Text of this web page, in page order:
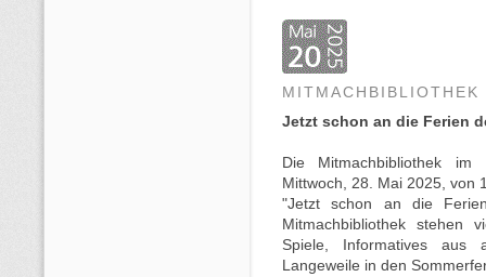
MITMACHBIBLIOTHEK
Jetzt schon an die Ferien
Die Mitmachbibliothek
Mittwoch, 28. Mai 2025, von
"Jetzt schon an die
Mitmachbibliothek stehen
Spiele, Informatives aus
Langeweile in den